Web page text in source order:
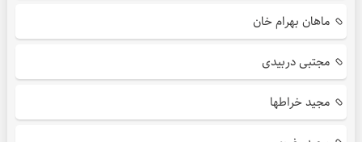
ماهان بهرام خان
مجتبی دربیدی
مجید خراطها